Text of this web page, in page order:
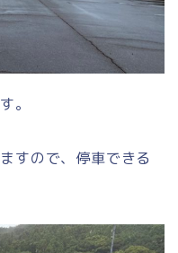
。
すので、停車できる